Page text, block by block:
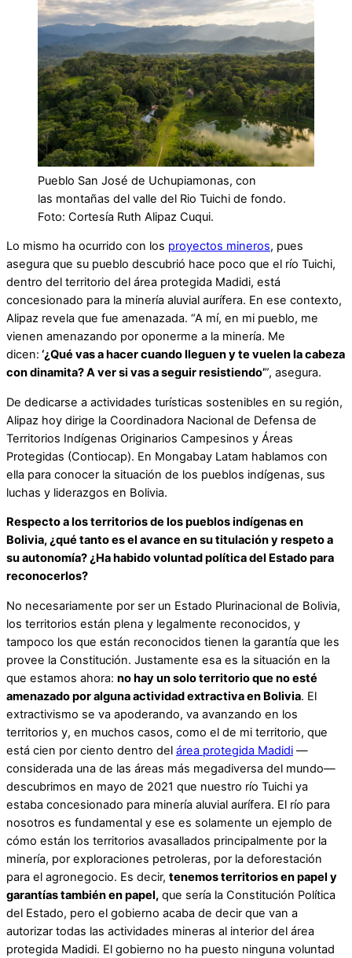
Pueblo San José de Uchupiamonas, con
las montañas del valle del Rio Tuichi de fondo.
Foto: Cortesía Ruth Alipaz Cuqui.
Lo mismo ha ocurrido con los proyectos mineros, pues
asegura que su pueblo descubrió hace poco que el río Tuichi,
dentro del territorio del área protegida Madidi, está
concesionado para la minería aluvial aurífera. En ese contexto,
Alipaz revela que fue amenazada. “A mí, en mi pueblo, me
vienen amenazando por oponerme a la minería. Me
dicen: ‘¿Qué vas a hacer cuando lleguen y te vuelen la cabeza
con dinamita? A ver si vas a seguir resistiendo’”, asegura.
De dedicarse a actividades turísticas sostenibles en su región,
Alipaz hoy dirige la Coordinadora Nacional de Defensa de
Territorios Indígenas Originarios Campesinos y Áreas
Protegidas (Contiocap). En Mongabay Latam hablamos con
ella para conocer la situación de los pueblos indígenas, sus
luchas y liderazgos en Bolivia.
Respecto a los territorios de los pueblos indígenas en
Bolivia, ¿qué tanto es el avance en su titulación y respeto a
su autonomía? ¿Ha habido voluntad política del Estado para
reconocerlos?
No necesariamente por ser un Estado Plurinacional de Bolivia,
los territorios están plena y legalmente reconocidos, y
tampoco los que están reconocidos tienen la garantía que les
provee la Constitución. Justamente esa es la situación en la
que estamos ahora: no hay un solo territorio que no esté
amenazado por alguna actividad extractiva en Bolivia. El
extractivismo se va apoderando, va avanzando en los
territorios y, en muchos casos, como el de mi territorio, que
está cien por ciento dentro del área protegida Madidi —
considerada una de las áreas más megadiversa del mundo—
descubrimos en mayo de 2021 que nuestro río Tuichi ya
estaba concesionado para minería aluvial aurífera. El río para
nosotros es fundamental y ese es solamente un ejemplo de
cómo están los territorios avasallados principalmente por la
minería, por exploraciones petroleras, por la deforestación
para el agronegocio. Es decir, tenemos territorios en papel y
garantías también en papel, que sería la Constitución Política
del Estado, pero el gobierno acaba de decir que van a
autorizar todas las actividades mineras al interior del área
protegida Madidi. El gobierno no ha puesto ninguna voluntad